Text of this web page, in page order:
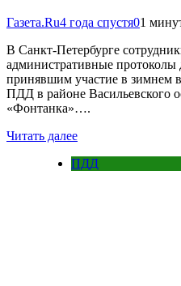
Газета.Ru4 года спустя01
В Санкт-Петербурге
административные
принявшим участие в зимнем
ПДД в районе Васильевского
«Фонтанка»….
Читать далее
ПДД